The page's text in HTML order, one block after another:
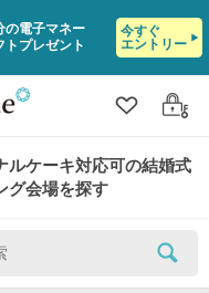
の電子マネー
トプレゼント
今すぐ
エントリー
クリップ
ログ
ルケーキ対応可の結婚式
グ会場を探す